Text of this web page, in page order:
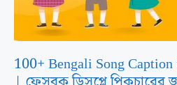
100+ Bengali Song